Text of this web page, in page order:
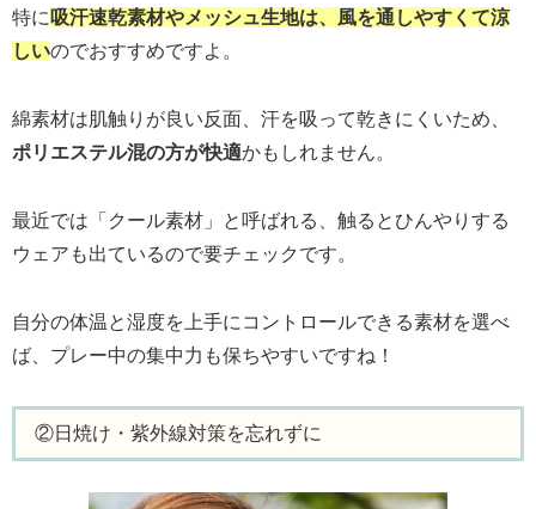
特に 吸汗速乾素材やメッシュ生地は、風を通しやすくて涼
しいのでおすすめですよ。
綿素材は肌触りが良い反面、汗を吸って乾きにくいため、
ポリエステル混の方が快適かもしれません。
最近では「クール素材」と呼ばれる、触るとひんやりする
ウェアも出ているので要チェックです。
自分の体温と湿度を上手にコントロールできる素材を選べ
ば、プレー中の集中力も保ちやすいですね！
②日焼け・紫外線対策を忘れずに